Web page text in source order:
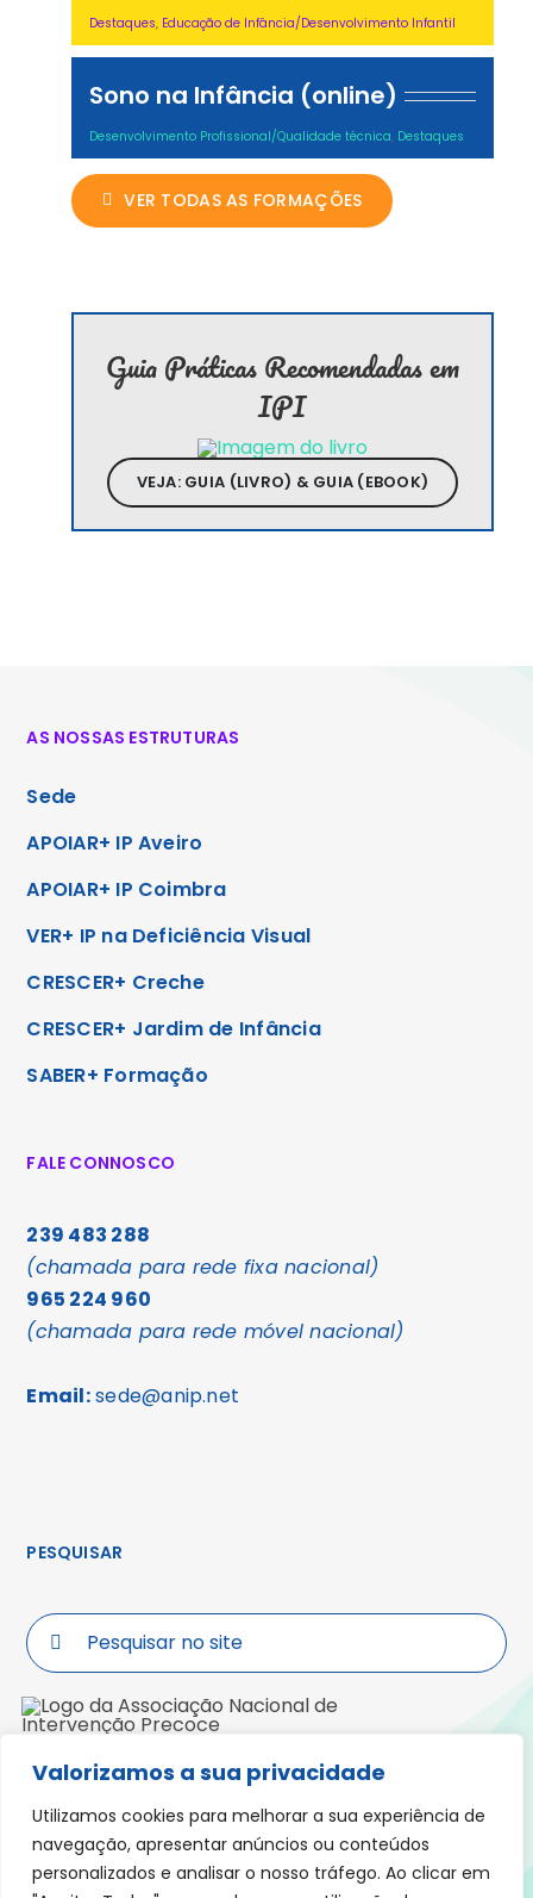
Valorizamos a sua privacidade
Utilizamos cookies para melhorar a sua experiência de
navegação, apresentar anúncios ou conteúdos
personalizados e analisar o nosso tráfego. Ao clicar em
Destaques, Educação de Infância/Desenvolvimento Infantil
Sono na Infância (online)
Desenvolvimento Profissional/Qualidade técnica, Destaques
VER TODAS AS FORMAÇÕES
Guia Práticas Recomendadas em
IPI
VEJA: GUIA (LIVRO) & GUIA (EBOOK)
Morada: Praceta Padre José Anchieta,
Lote 5, R/ch, Fração C, 3000-319 COIMBRA
AS NOSSAS ESTRUTURAS
Sede
APOIAR+ IP Aveiro
APOIAR+ IP Coimbra
VER+ IP na Deficiência Visual
CRESCER+ Creche
CRESCER+ Jardim de Infância
SABER+ Formação
FALE CONNOSCO
239 483 288
(chamada para rede fixa nacional)
965 224 960
(chamada para rede móvel nacional)
Email:sede@anip.net
PESQUISAR
Search
for: